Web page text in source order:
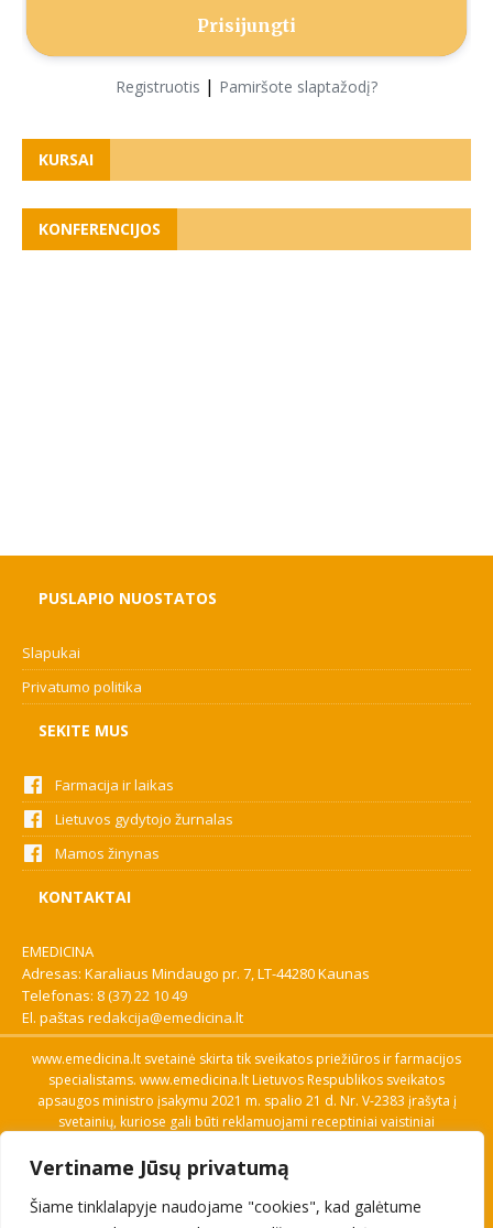
Vertiname Jūsų privatumą
Šiame tinklalapyje naudojame "cookies", kad galėtume
Registruotis | Pamiršote slaptažodį?
KURSAI
KONFERENCIJOS
PUSLAPIO NUOSTATOS
Slapukai
Privatumo politika
SEKITE MUS
Farmacija ir laikas
Lietuvos gydytojo žurnalas
Mamos žinynas
KONTAKTAI
EMEDICINA
Adresas: Karaliaus Mindaugo pr. 7, LT-44280 Kaunas
Telefonas: 8 (37) 22 10 49
El. paštas redakcija@emedicina.lt
www.emedicina.lt svetainė skirta tik sveikatos priežiūros ir farmacijos
specialistams. www.emedicina.lt Lietuvos Respublikos sveikatos
apsaugos ministro įsakymu 2021 m. spalio 21 d. Nr. V-2383 įrašyta į
svetainių, kuriose gali būti reklamuojami receptiniai vaistiniai
savo profesinę kvalifikaciją. Naudingos nuorodos: Vaistų ir medicinos
pagalbos priemonių kainų paieška, VVKT tinklalapis, Sveikatos
priežiūros ar farmacijos specialisto pranešimo apie įtariamą